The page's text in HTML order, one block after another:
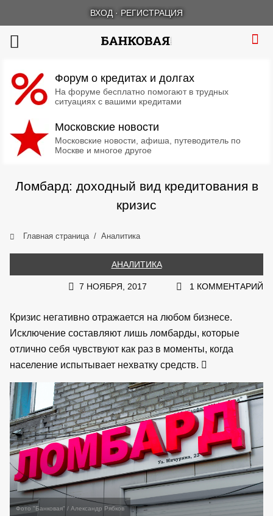
ВХОД · РЕГИСТРАЦИЯ
Форум о кредитах и долгах
На форуме бесплатно помогают в трудных
ситуациях с вашими кредитами
Московские новости
Московские новости, афиша, путеводитель по
Москве и многое другое
Ломбард: доходный вид кредитования в
кризис
Главная страница Аналитика
АНАЛИТИКА
7 НОЯБРЯ, 2017 1 КОММЕНТАРИЙ
Кризис негативно отражается на любом бизнесе.
Исключение составляют лишь ломбарды, которые
отлично себя чувствуют как раз в моменты, когда
население испытывает нехватку средств.
Фото "Банковая" / Александр Рябков